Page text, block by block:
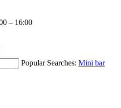
– 16:00
Popular Searches: Mini bar